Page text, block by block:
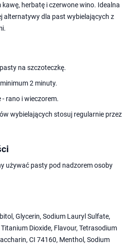
herbatę i czerwone wino. Idealna
alternatywy dla past wybielających z
na szczoteczkę.
2 minuty.
rano i wieczorem.
wybielających stosuj regularnie przez
używać pasty pod nadzorem osoby
Glycerin, Sodium Lauryl Sulfate,
Dioxide, Flavour, Tetrasodium
CI 74160, Menthol, Sodium